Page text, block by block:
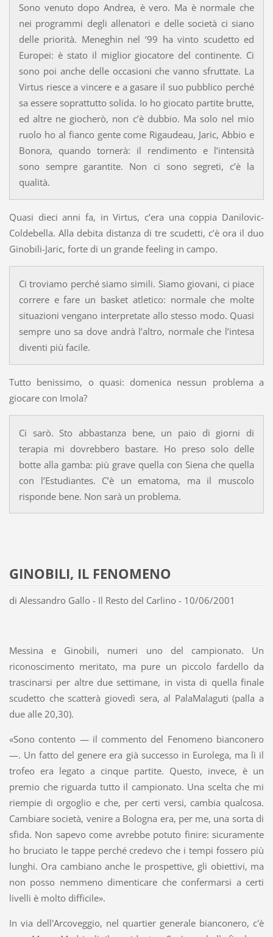
Sono venuto dopo Andrea, è vero. Ma è normale che
nei programmi degli allenatori e delle società ci siano
delle priorità. Meneghin nel ‘99 ha vinto scudetto ed
Europei: è stato il miglior giocatore del continente. Ci
sono poi anche delle occasioni che vanno sfruttate. La
Virtus riesce a vincere e a gasare il suo pubblico perché
sa essere soprattutto solida. Io ho giocato partite brutte,
ed altre ne giocherò, non c’è dubbio. Ma solo nel mio
ruolo ho al fianco gente come Rigaudeau, Jaric, Abbio e
Bonora, quando tornerà: il rendimento e l’intensità
sono sempre garantite. Non ci sono segreti, c’è la
qualità.
Quasi dieci anni fa, in Virtus, c’era una coppia Danilovic-
Coldebella. Alla debita distanza di tre scudetti, c’è ora il duo
Ginobili-Jaric, forte di un grande feeling in campo.
Ci troviamo perché siamo simili. Siamo giovani, ci piace
correre e fare un basket atletico: normale che molte
situazioni vengano interpretate allo stesso modo. Quasi
sempre uno sa dove andrà l’altro, normale che l’intesa
diventi più facile.
Tutto benissimo, o quasi: domenica nessun problema a
giocare con Imola?
Ci sarò. Sto abbastanza bene, un paio di giorni di
terapia mi dovrebbero bastare. Ho preso solo delle
botte alla gamba: più grave quella con Siena che quella
con l’Estudiantes. C’è un ematoma, ma il muscolo
risponde bene. Non sarà un problema.
GINOBILI, IL FENOMENO
di Alessandro Gallo - Il Resto del Carlino - 10/06/2001
Messina e Ginobili, numeri uno del campionato. Un
riconoscimento meritato, ma pure un piccolo fardello da
trascinarsi per altre due settimane, in vista di quella finale
scudetto che scatterà giovedì sera, al PalaMalaguti (palla a
due alle 20,30).
«Sono contento — il commento del Fenomeno bianconero
—. Un fatto del genere era già successo in Eurolega, ma lì il
trofeo era legato a cinque partite. Questo, invece, è un
premio che riguarda tutto il campionato. Una scelta che mi
riempie di orgoglio e che, per certi versi, cambia qualcosa.
Cambiare società, venire a Bologna era, per me, una sorta di
sfida. Non sapevo come avrebbe potuto finire: sicuramente
ho bruciato le tappe perché credevo che i tempi fossero più
lunghi. Ora cambiano anche le prospettive, gli obiettivi, ma
non posso nemmeno dimenticare che confermarsi a certi
livelli è molto difficile».
In via dell'Arcoveggio, nel quartier generale bianconero, c'è